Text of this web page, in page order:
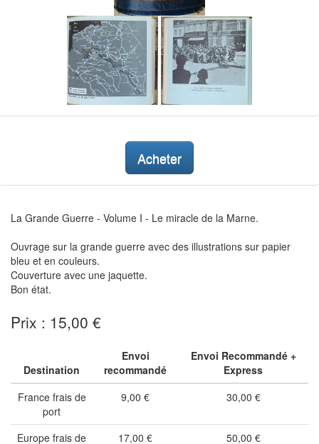
Acheter
La Grande Guerre - Volume I - Le miracle de la Marne.
Ouvrage sur la grande guerre avec des illustrations sur papier
bleu et en couleurs.
Couverture avec une jaquette.
Bon état.
Prix : 15,00 €
Destination
Envoi
recommandé
Envoi Recommandé +
Express
France frais de
port
9,00 € 30,00 €
Europe frais de
17,00 € 50,00 €